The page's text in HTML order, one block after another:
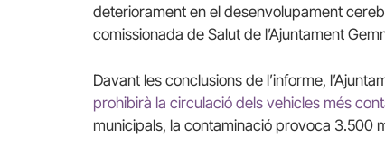
deteriorament en el desenvolupament
comissionada de Salut de l’Ajuntament
Davant les conclusions de l’informe,
prohibirà la circulació dels vehicles més
municipals, la contaminació provoca 3.500